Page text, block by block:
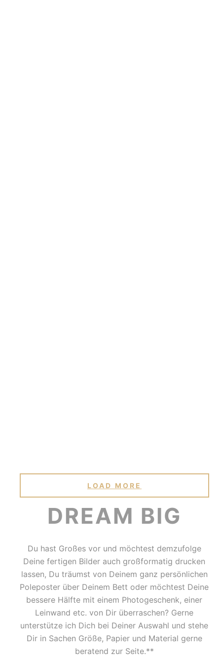
LOAD MORE
DREAM BIG
Du hast Großes vor und möchtest demzufolge
Deine fertigen Bilder auch großformatig drucken
lassen, Du träumst von Deinem ganz persönlichen
Poleposter über Deinem Bett oder möchtest Deine
bessere Hälfte mit einem Photogeschenk, einer
Leinwand etc. von Dir überraschen? Gerne
unterstütze ich Dich bei Deiner Auswahl und stehe
Dir in Sachen Größe, Papier und Material gerne
beratend zur Seite.**